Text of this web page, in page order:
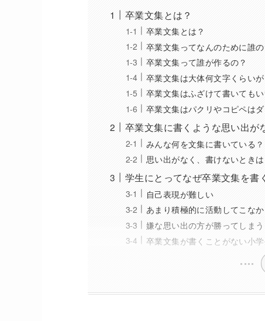
卒業文集とは？
卒業文集とは？
卒業文集ってなんのために誰
卒業文集って誰が作るの？
卒業文集は大体何文字くらい
卒業文集はふざけて書いてもい
卒業文集はパクリやコピペはダ
卒業文集に書くような思い出が
みんな何を文集に書いている？
思い出がなく、書けないときは
学生にとってなぜ卒業文集を書
自己表現が難しい
あまり積極的に活動してこな
嫌な思い出の方が勝ってしまう
卒業文集が書くことがない小